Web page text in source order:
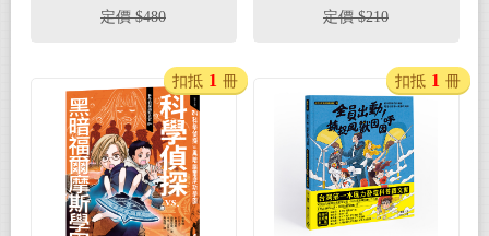
定價 $480
定價 $210
扣抵 1 冊 扣抵 1 冊